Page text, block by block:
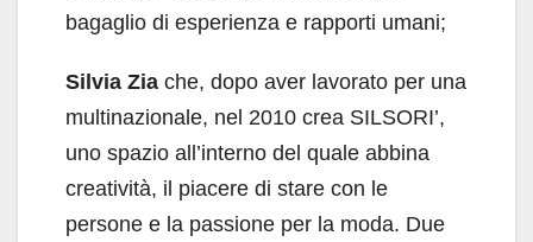
bagaglio di esperienza e rapporti umani;
Silvia Zia che, dopo aver lavorato per una
multinazionale, nel 2010 crea SILSORI’,
uno spazio all’interno del quale abbina
creatività, il piacere di stare con le
persone e la passione per la moda. Due